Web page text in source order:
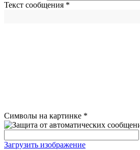
Текст сообщения *
Символы на картинке *
Загрузить изображение